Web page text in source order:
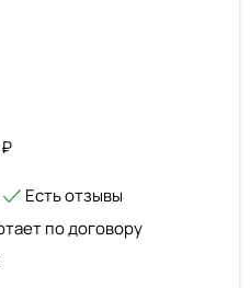
Есть отзывы
по договору